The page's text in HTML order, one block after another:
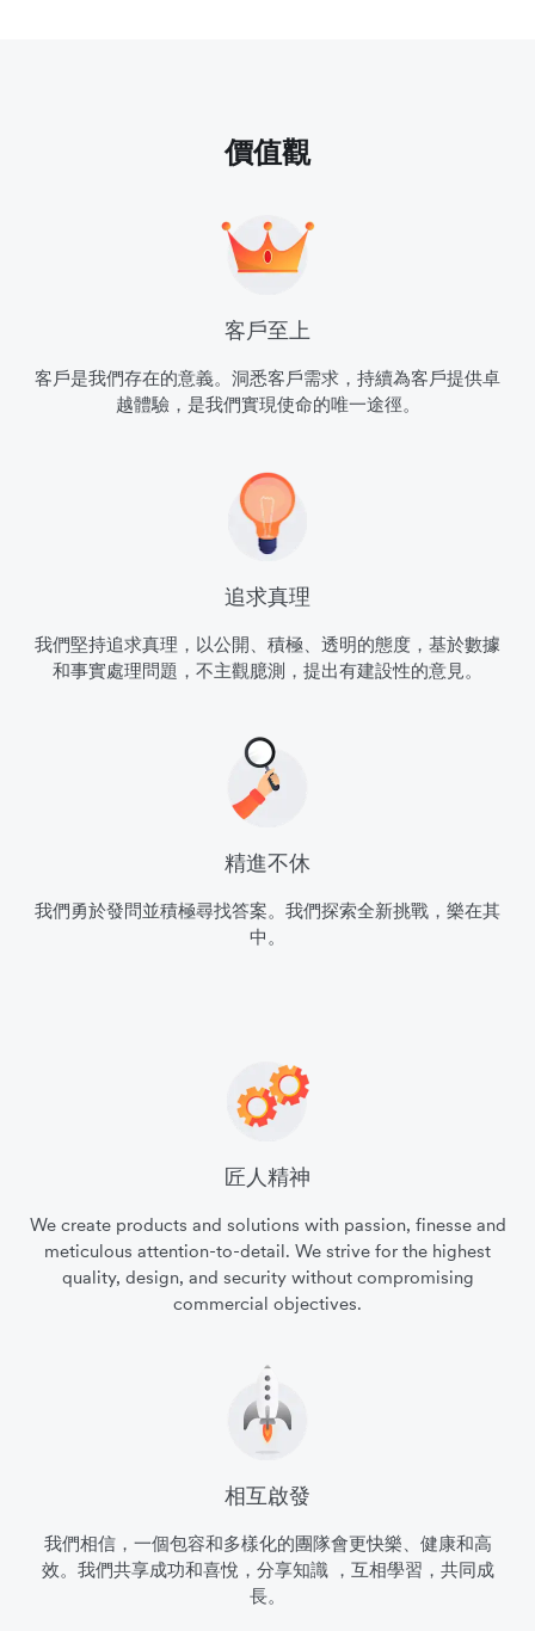
價值觀
客戶至上
客戶是我們存在的意義。洞悉客戶需求，持續為客戶提供卓
越體驗，是我們實現使命的唯一途徑。
追求真理
我們堅持追求真理，以公開、積極、透明的態度，基於數據
和事實處理問題，不主觀臆測，提出有建設性的意見。
精進不休
我們勇於發問並積極尋找答案。我們探索全新挑戰，樂在其
中。
匠人精神
We create products and solutions with passion, finesse and
meticulous attention-to-detail. We strive for the highest
quality, design, and security without compromising
commercial objectives.
相互啟發
我們相信，一個包容和多樣化的團隊會更快樂、健康和高
效。我們共享成功和喜悅，分享知識 ，互相學習，共同成
長。